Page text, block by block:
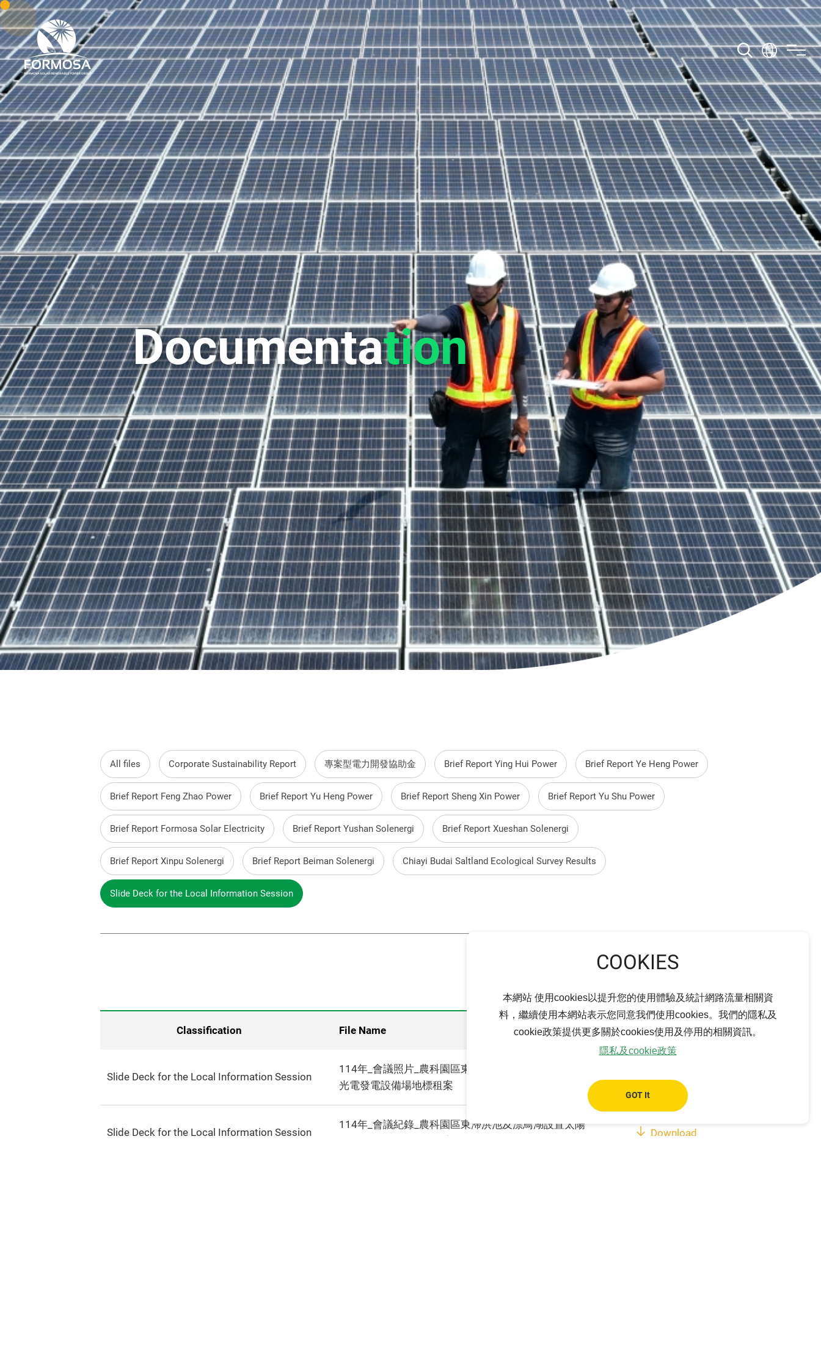
本網站 使用cookies以提升您的使用體驗及統計網路流量相關資
料，繼續使用本網站表示您同意我們使用cookies。我們的隱私及
cookie政策提供更多關於cookies使用及停用的相關資訊。
隱私及cookie政策
GOT It
About Us Our Capabilities CPPA News Sustainability Projects Download Contact Us
Documentation
All files Corporate Sustainability Report 專案型電力開發協助金 Brief Report Ying Hui Power Brief Report Ye Heng Power
Brief Report Feng Zhao Power Brief Report Yu Heng Power Brief Report Sheng Xin Power Brief Report Yu Shu Power
Brief Report Formosa Solar Electricity Brief Report Yushan Solenergi Brief Report Xueshan Solenergi
Brief Report Xinpu Solenergi Brief Report Beiman Solenergi Chiayi Budai Saltland Ecological Survey Results
Slide Deck for the Local Information Session
Classification File Name Download
Slide Deck for the Local Information Session
114年_會議照片_農科園區東滯洪池及漂⿃湖設置太陽
光電發電設備場地標租案
Download
Slide Deck for the Local Information Session
114年_會議紀錄_農科園區東滯洪池及漂⿃湖設置太陽
Download